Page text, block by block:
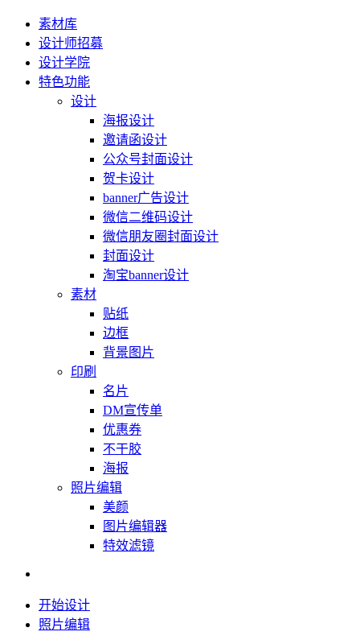
素材库
设计师招募
设计学院
特色功能
设计
海报设计
邀请函设计
公众号封面设计
贺卡设计
banner广告设计
微信二维码设计
微信朋友圈封面设计
封面设计
淘宝banner设计
素材
贴纸
边框
背景图片
印刷
名片
DM宣传单
优惠券
不干胶
海报
照片编辑
美颜
图片编辑器
特效滤镜
开始设计
照片编辑